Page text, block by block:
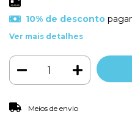
10% de desconto
Ver mais detalhes
Entregas para o CEP:
Meios de envio